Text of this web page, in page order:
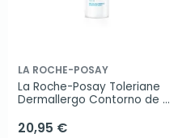
LA ROCHE-POSAY
La Roche-Posay Toleriane
Dermallergo Contorno de
20,95 €